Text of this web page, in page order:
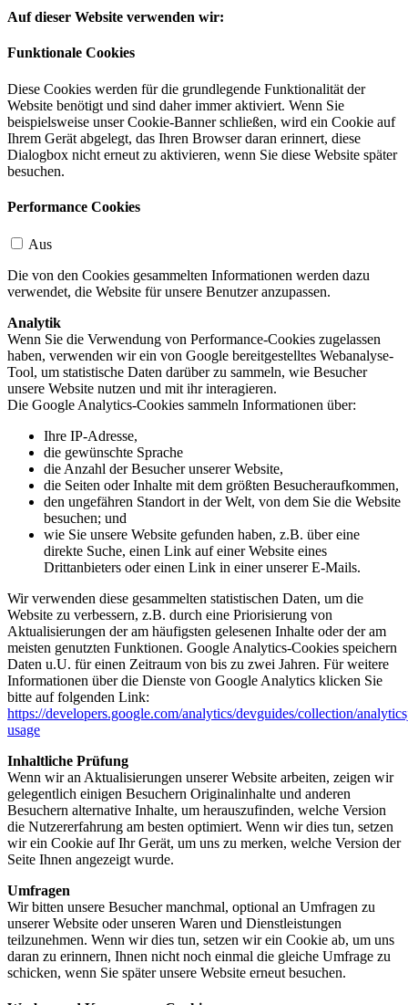
Auf dieser Website verwenden wir:
Funktionale Cookies
Diese Cookies werden für die grundlegende Funktionalität der
Website benötigt und sind daher immer aktiviert. Wenn Sie
beispielsweise unser Cookie-Banner schließen, wird ein Cookie auf
Ihrem Gerät abgelegt, das Ihren Browser daran erinnert, diese
Dialogbox nicht erneut zu aktivieren, wenn Sie diese Website später
besuchen.
Performance Cookies
Aus
Die von den Cookies gesammelten Informationen werden dazu
verwendet, die Website für unsere Benutzer anzupassen.
Analytik
Wenn Sie die Verwendung von Performance-Cookies zugelassen
haben, verwenden wir ein von Google bereitgestelltes Webanalyse-
Tool, um statistische Daten darüber zu sammeln, wie Besucher
unsere Website nutzen und mit ihr interagieren.
Die Google Analytics-Cookies sammeln Informationen über:
Ihre IP-Adresse,
die gewünschte Sprache
die Anzahl der Besucher unserer Website,
die Seiten oder Inhalte mit dem größten Besucheraufkommen,
den ungefähren Standort in der Welt, von dem Sie die Website
besuchen; und
wie Sie unsere Website gefunden haben, z.B. über eine
direkte Suche, einen Link auf einer Website eines
Drittanbieters oder einen Link in einer unserer E-Mails.
Wir verwenden diese gesammelten statistischen Daten, um die
Website zu verbessern, z.B. durch eine Priorisierung von
Aktualisierungen der am häufigsten gelesenen Inhalte oder der am
meisten genutzten Funktionen. Google Analytics-Cookies speichern
Daten u.U. für einen Zeitraum von bis zu zwei Jahren. Für weitere
Informationen über die Dienste von Google Analytics klicken Sie
bitte auf folgenden Link:
https://developers.google.com/analytics/devguides/collection/
usage
Inhaltliche Prüfung
Wenn wir an Aktualisierungen unserer Website arbeiten, zeigen wir
gelegentlich einigen Besuchern Originalinhalte und anderen
Besuchern alternative Inhalte, um herauszufinden, welche Version
die Nutzererfahrung am besten optimiert. Wenn wir dies tun, setzen
wir ein Cookie auf Ihr Gerät, um uns zu merken, welche Version der
Seite Ihnen angezeigt wurde.
Umfragen
Wir bitten unsere Besucher manchmal, optional an Umfragen zu
unserer Website oder unseren Waren und Dienstleistungen
teilzunehmen. Wenn wir dies tun, setzen wir ein Cookie ab, um uns
daran zu erinnern, Ihnen nicht noch einmal die gleiche Umfrage zu
schicken, wenn Sie später unsere Website erneut besuchen.